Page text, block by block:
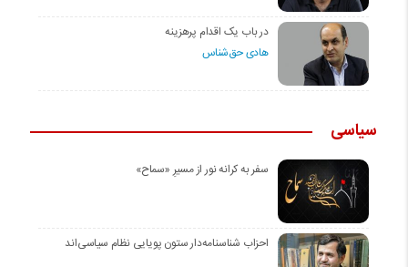
در باب یک اقدام پرهزینه
هادی حق‌شناس
سیاسی
سفر به کرانه‌ نور از مسیرِ «سماح»
احزاب شناسنامه‌دار ستون پویایی نظام سیاسی‌اند